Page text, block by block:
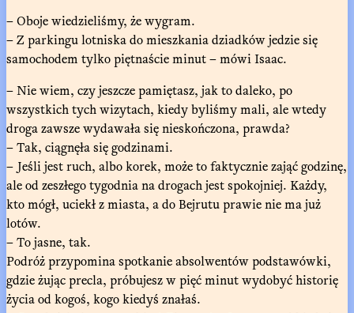
– Oboje wiedzieliśmy, że wygram.
– Z parkingu lotniska do mieszkania dziadków jedzie się
samochodem tylko piętnaście minut – mówi Isaac.
– Nie wiem, czy jeszcze pamiętasz, jak to daleko, po
wszystkich tych wizytach, kiedy byliśmy mali, ale wtedy
droga zawsze wydawała się nieskończona, prawda?
– Tak, ciągnęła się godzinami.
– Jeśli jest ruch, albo korek, może to faktycznie zająć godzinę,
ale od zeszłego tygodnia na drogach jest spokojniej. Każdy,
kto mógł, uciekł z miasta, a do Bejrutu prawie nie ma już
lotów.
– To jasne, tak.
Podróż przypomina spotkanie absolwentów podstawówki,
gdzie żując precla, próbujesz w pięć minut wydobyć historię
życia od kogoś, kogo kiedyś znałaś.